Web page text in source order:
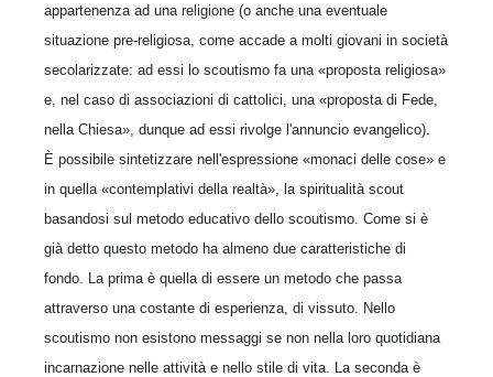
appartenenza ad una religione (o anche una eventuale
situazione pre-religiosa, come accade a molti giovani in società
secolarizzate: ad essi lo scoutismo fa una «proposta religiosa»
e, nel caso di associazioni di cattolici, una «proposta di Fede,
nella Chiesa», dunque ad essi rivolge l'annuncio evangelico).
È possibile sintetizzare nell'espressione «monaci delle cose» e
in quella «contemplativi della realtà», la spiritualità scout
basandosi sul metodo educativo dello scoutismo. Come si è
già detto questo metodo ha almeno due caratteristiche di
fondo. La prima è quella di essere un metodo che passa
attraverso una costante di esperienza, di vissuto. Nello
scoutismo non esistono messaggi se non nella loro quotidiana
incarnazione nelle attività e nello stile di vita. La seconda è